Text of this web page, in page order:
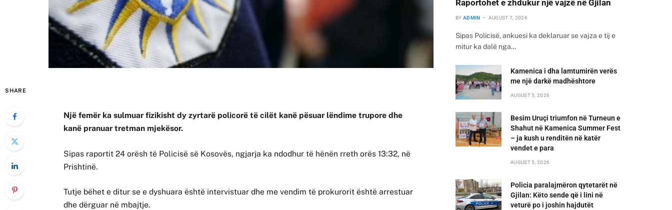
SHARE
Një femër ka sulmuar fizikisht dy zyrtarë policorë të cilët kanë pësuar lëndime trupore dhe
kanë pranuar tretman mjekësor.
Sipas raportit 24 orësh të Policisë së Kosovës, ngjarja ka ndodhur të hënën rreth orës 13:32, në
Prishtinë.
Tutje bëhet e ditur se e dyshuara është intervistuar dhe me vendim të prokurorit është arrestuar
dhe dërguar në mbajtje.
Raportohet e zhdukur një vajzë në Gjilan
BY ADMIN AUGUST 7, 2026
Sipas Policisë, ankuesi ka deklaruar se vajza e tij e
mitur ka dalë nga…
Kamenica i dha lamtumirën verës
me një darkë madhështore
AUGUST 5, 2026
Besim Uruçi triumfon në Turneun e
Shahut në Kamenica Summer Fest
– ja kush u renditën në katër
vendet e para
AUGUST 5, 2026
Policia paralajmëron qytetarët në
Gjilan: Këto sende që i lini në
veturë po i joshin hajdutët